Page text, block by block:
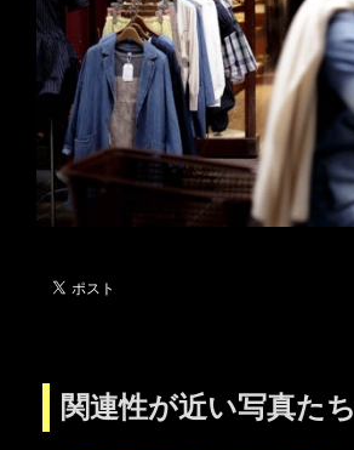
関連性が近い写真たち